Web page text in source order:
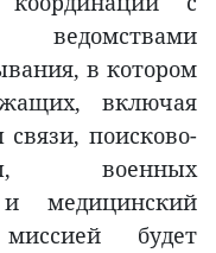
в котором
включая
поисково-
военных
медицинский
будет